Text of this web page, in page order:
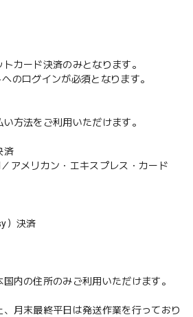
カード決済のみとなります。
のログインが必須となります。
方法をご利用いただけます。
済
メリカン・エキスプレス・カード
）決済
国内の住所のみご利用いただけます。
月末最終平日は発送作業を行っており